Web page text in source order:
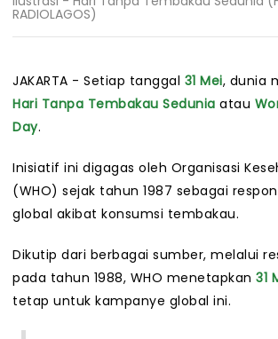
RADIOLAGOS)
JAKARTA - Setiap tanggal 31 Mei, dunia
Hari Tanpa Tembakau Sedunia atau
Day.
Inisiatif ini digagas oleh Organisasi
(WHO) sejak tahun 1987 sebagai
global akibat konsumsi tembakau.
Dikutip dari berbagai sumber, melalui
pada tahun 1988, WHO menetapkan 31
tetap untuk kampanye global ini.